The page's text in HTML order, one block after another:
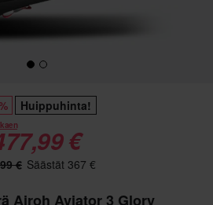
Huippuhinta!
€
€ Säästät 367 €
Airoh Aviator 3 Glory